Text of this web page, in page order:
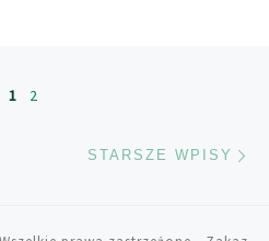
1 2
STARSZE WPISY